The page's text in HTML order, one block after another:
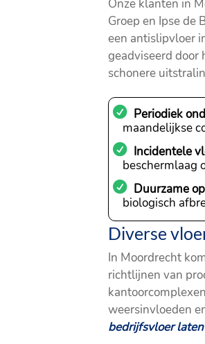
Onze klanten in
Groep en Ipse de
een antislipvloer
geadviseerd door
schonere
Periodiek
maandelijkse
Incidentele
beschermlaag
Duurzame
biologisch
Diverse
In Moordrecht
richtlijnen van
weersinvloeden
bedrijfsvloer